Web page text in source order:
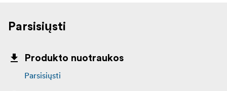
Parsisiųsti
Produkto nuotraukos
Parsisiųsti